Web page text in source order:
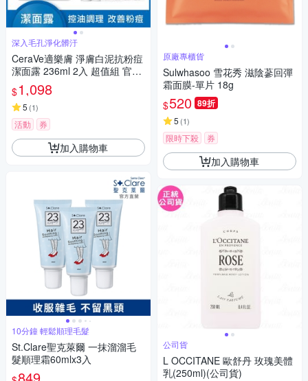
深入毛孔淨化髒汙
CeraVe適樂膚 淨膚白泥抗粉痘
潔面露 236ml 2入 超值組 官方
旗艦店 油痘粉刺系列
$1,098
5 (1)
活動 券
加入購物車
10分鐘 輕鬆順理毛髮
St.Clare聖克萊爾 一抹溜溜毛
髮順理霜60mlx3入
原廠專櫃貨
Sulwhasoo 雪花秀 滋陰蔘回彈
霜面膜-單片 18g
$520 89折
5 (1)
限時下殺 券
加入購物車
公司貨
L OCCITANE 歐舒丹 玫瑰美體
乳(250ml)(公司貨)